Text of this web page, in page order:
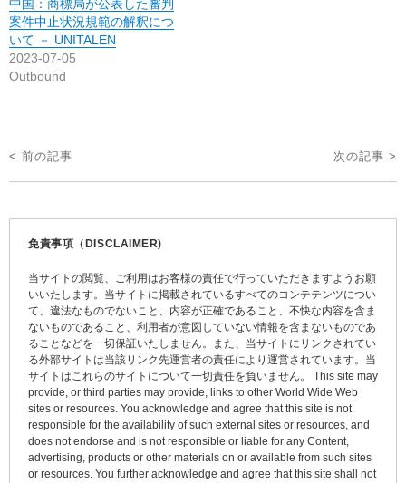
中国：商標局が公表した審判
案件中止状況規範の解釈につ
いて － UNITALEN
2023-07-05
Outbound
投
稿
< 前の記事 次の記事 >
免責事項（DISCLAIMER)
当サイトの閲覧、ご利用はお客様の責任で行っていただきますようお願
いいたします。当サイトに掲載されているすべてのコンテテンツについ
て、違法なものでないこと、内容が正確であること、不快な内容を含ま
ないものであること、利用者が意図していない情報を含まないものであ
ることなどを一切保証いたしません。また、当サイトにリンクされてい
る外部サイトは当該リンク先運営者の責任により運営されています。当
サイトはこれらのサイトについて一切責任を負いません。 This site may
provide, or third parties may provide, links to other World Wide Web
sites or resources. You acknowledge and agree that this site is not
responsible for the availability of such external sites or resources, and
does not endorse and is not responsible or liable for any Content,
advertising, products or other materials on or available from such sites
or resources. You further acknowledge and agree that this site shall not